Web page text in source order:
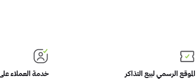
الموقع الرسمي لبيع التذاكر
خدمة العملاء